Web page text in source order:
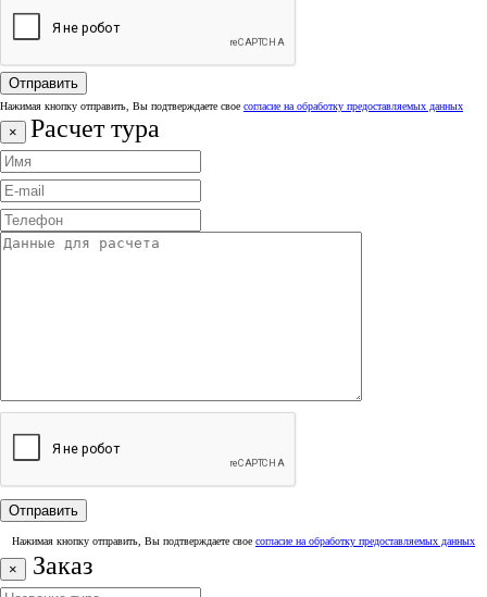
Нажимая кнопку отправить, Вы подтверждаете свое согласие на обработку предоставляемых данных
× Расчет тура
Нажимая кнопку отправить, Вы подтверждаете свое согласие на обработку предоставляемых данных
× Заказ